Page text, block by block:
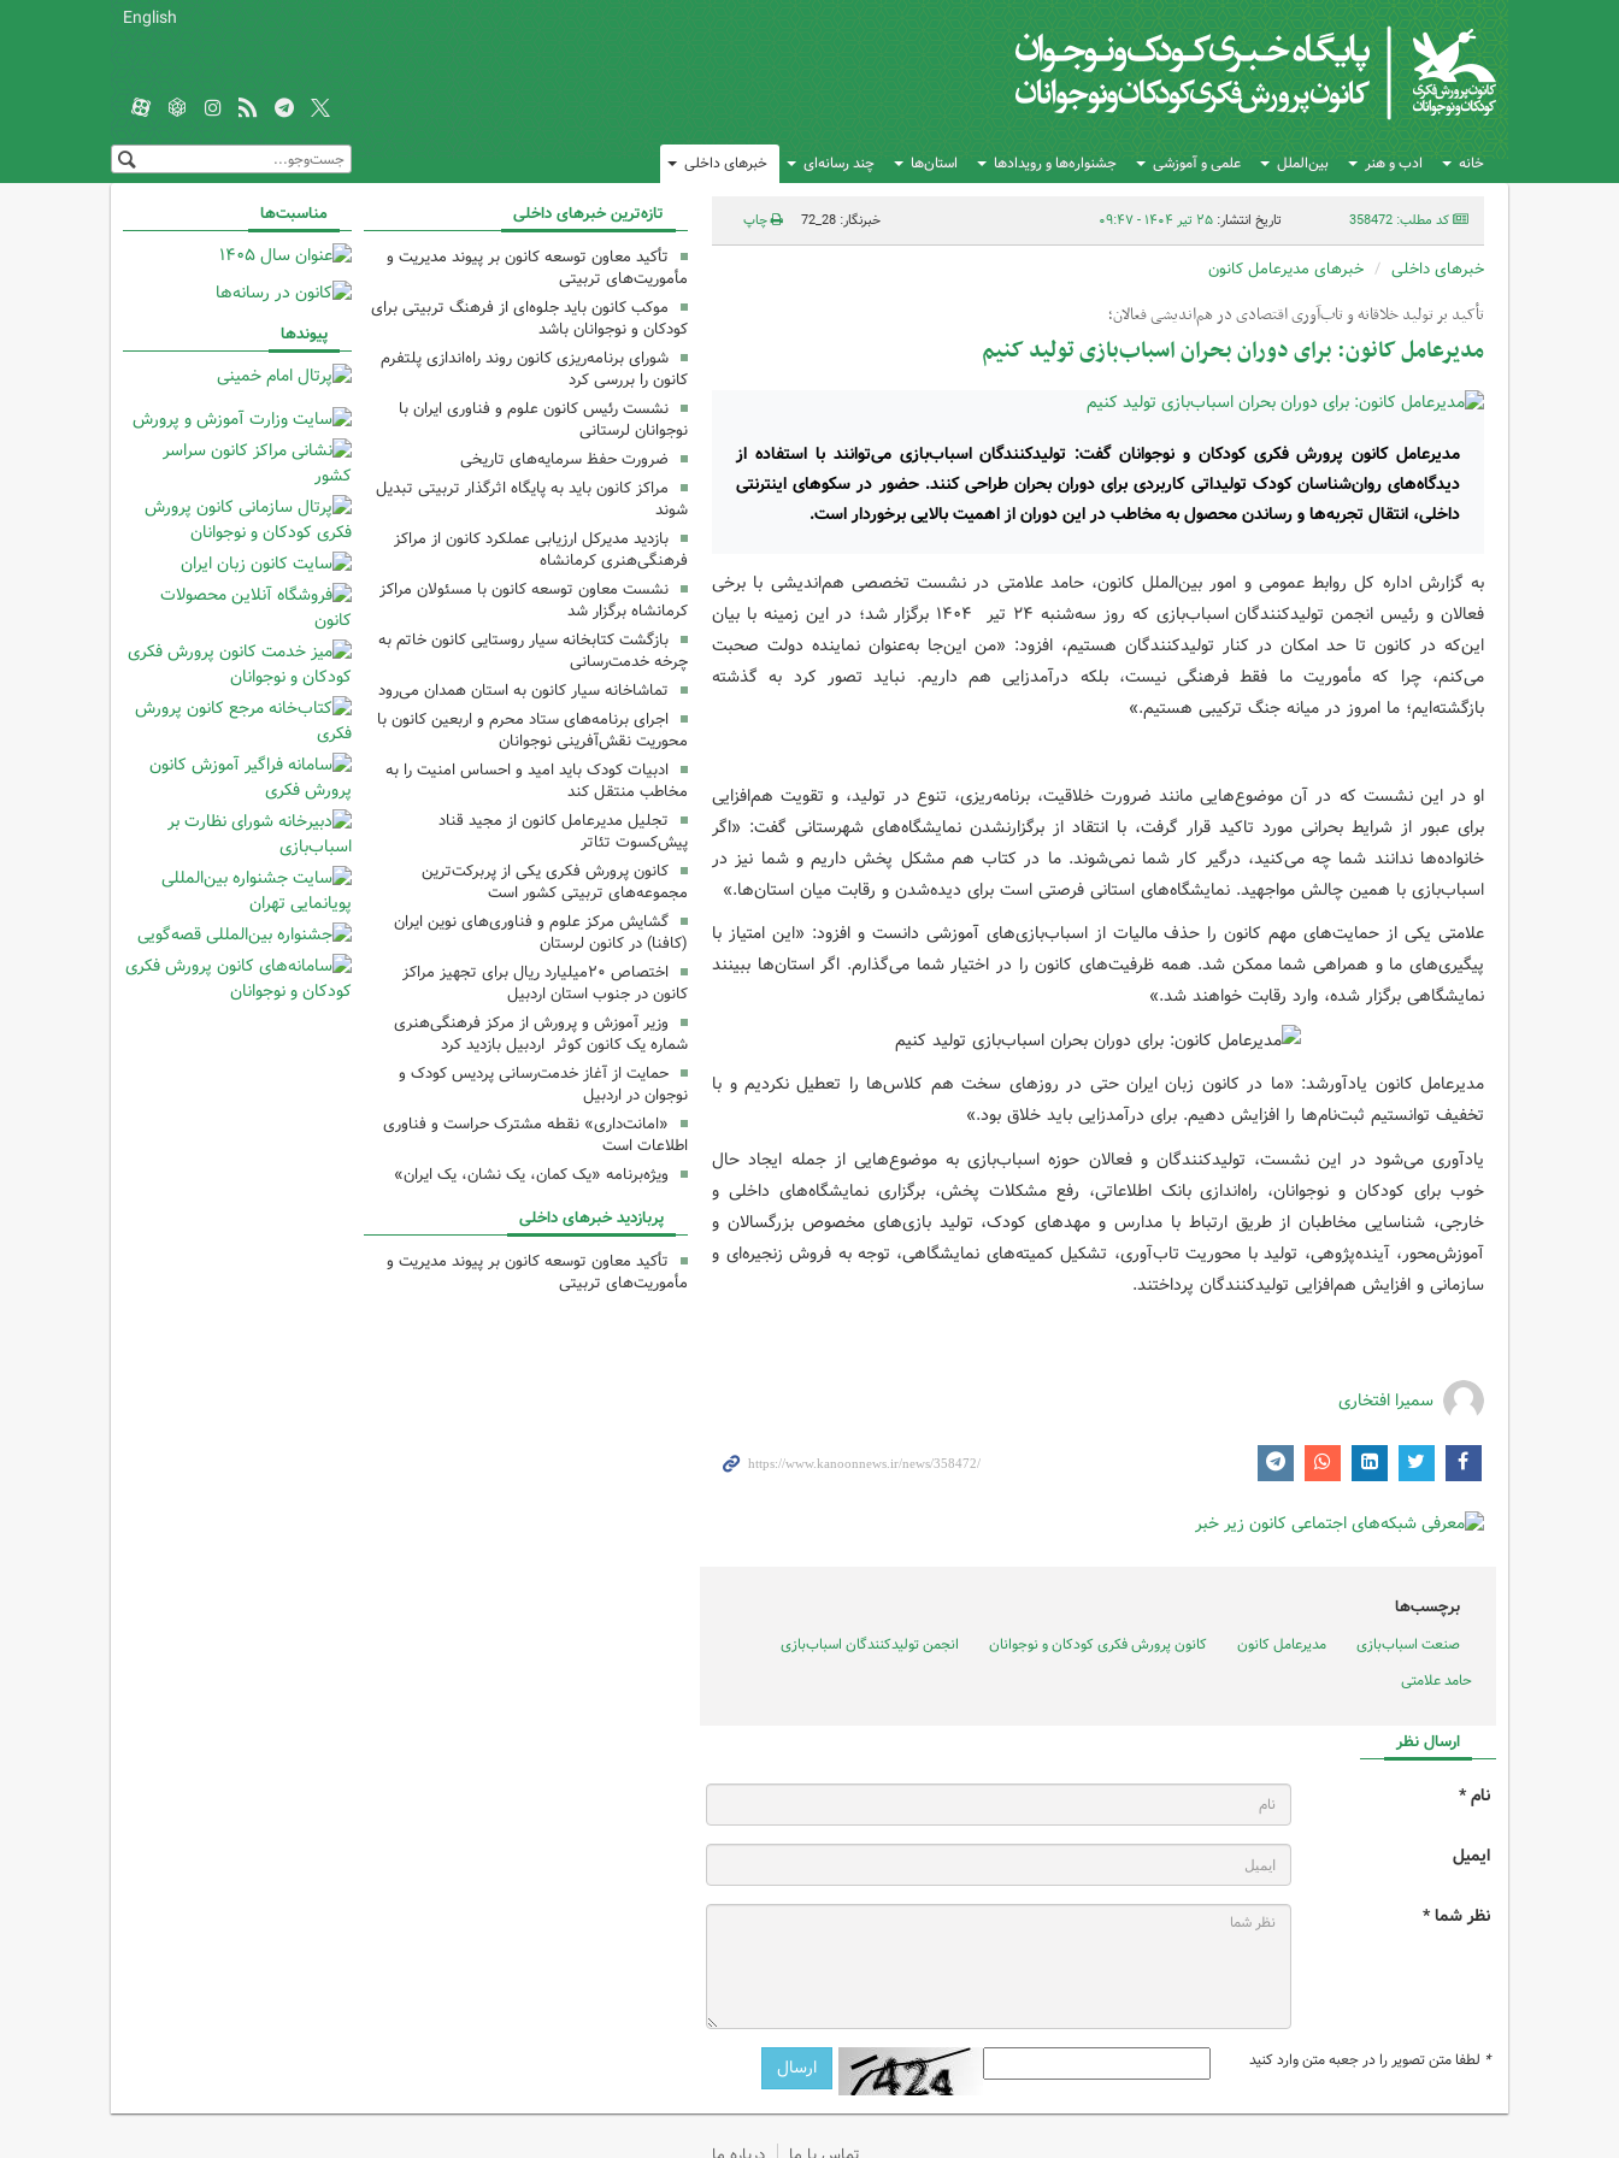
English
خانه ادب و هنر بین‌الملل علمی و آموزشی جشنواره‌ها و رویدادها استان‌ها چند رسانه‌ای خبرهای داخلی
کد مطلب: 358472 تاریخ انتشار:۲۵ تیر ۱۴۰۴ - ۰۹:۴۷ خبرنگار: 28_72 چاپ
خبرهای داخلی خبرهای مدیرعامل کانون
تأکید بر تولید خلاقانه و تاب‌آوری اقتصادی در هم‌اندیشی فعالان؛
مدیرعامل کانون: برای دوران بحران اسباب‌بازی تولید کنیم
مدیرعامل کانون پرورش فکری کودکان و نوجوانان گفت: تولیدکنندگان اسباب‌بازی می‌توانند با استفاده از
دیدگاه‌های روان‌شناسان کودک تولیداتی کاربردی برای دوران بحران طراحی کنند. حضور در سکوهای اینترنتی
داخلی، انتقال تجربه‌ها و رساندن محصول به مخاطب در این دوران از اهمیت بالایی برخوردار است.
به گزارش اداره کل روابط عمومی و امور بین‌الملل کانون، حامد علامتی در نشست تخصصی هم‌اندیشی با برخی
فعالان و رئیس انجمن تولیدکنندگان اسباب‌بازی که روز سه‌شنبه ۲۴ تیر ۱۴۰۴ برگزار شد؛ در این زمینه با بیان
این‌که در کانون تا حد امکان در کنار تولیدکنندگان هستیم، افزود: «من این‌جا به‌عنوان نماینده دولت صحبت
می‌کنم، چرا که مأموریت ما فقط فرهنگی نیست، بلکه درآمدزایی هم داریم. نباید تصور کرد به گذشته
بازگشته‌ایم؛ ما امروز در میانه جنگ ترکیبی هستیم.»
او در این نشست که در آن موضوع‌هایی مانند ضرورت خلاقیت، برنامه‌ریزی، تنوع در تولید، و تقویت هم‌افزایی
برای عبور از شرایط بحرانی مورد تاکید قرار گرفت، با انتقاد از برگزارنشدن نمایشگاه‌های شهرستانی گفت: «اگر
خانواده‌ها ندانند شما چه می‌کنید، درگیر کار شما نمی‌شوند. ما در کتاب هم مشکل پخش داریم و شما نیز در
اسباب‌بازی با همین چالش مواجهید. نمایشگاه‌های استانی فرصتی است برای دیده‌شدن و رقابت میان استان‌ها.»
علامتی یکی از حمایت‌های مهم کانون را حذف مالیات از اسباب‌بازی‌های آموزشی دانست و افزود: «این امتیاز با
پیگیری‌های ما و همراهی شما ممکن شد. همه ظرفیت‌های کانون را در اختیار شما می‌گذارم. اگر استان‌ها ببینند
نمایشگاهی برگزار شده، وارد رقابت خواهند شد.»
مدیرعامل کانون یادآورشد: «ما در کانون زبان ایران حتی در روزهای سخت هم کلاس‌ها را تعطیل نکردیم و با
تخفیف توانستیم ثبت‌نام‌ها را افزایش دهیم. برای درآمدزایی باید خلاق بود.»
یادآوری می‌شود در این نشست، تولیدکنندگان و فعالان حوزه اسباب‌بازی به موضوع‌هایی از جمله ایجاد حال
خوب برای کودکان و نوجوانان، راه‌اندازی بانک اطلاعاتی، رفع مشکلات پخش، برگزاری نمایشگاه‌های داخلی و
خارجی، شناسایی مخاطبان از طریق ارتباط با مدارس و مهدهای کودک، تولید بازی‌های مخصوص بزرگسالان و
آموزش‌محور، آینده‌پژوهی، تولید با محوریت تاب‌آوری، تشکیل کمیته‌های نمایشگاهی، توجه به فروش زنجیره‌ای و
سازمانی و افزایش هم‌افزایی تولیدکنندگان پرداختند.
سمیرا افتخاری
برچسب‌ها
صنعت اسباب‌بازی مدیرعامل کانون کانون پرورش فکری کودکان و نوجوانان
انجمن تولیدکنندگان اسباب‌بازی
حامد علامتی
ارسال نظر
نام *
ایمیل
نظر شما *
* لطفا متن تصویر را در جعبه متن وارد کنید
تازه‌ترین خبرهای داخلی
تأکید معاون توسعه کانون بر پیوند مدیریت و
مأموریت‌های تربیتی
موکب کانون باید جلوه‌ای از فرهنگ تربیتی برای
کودکان و نوجوانان باشد
شورای برنامه‌ریزی کانون روند راه‌اندازی پلتفرم
کانون را بررسی کرد
نشست رئیس کانون علوم و فناوری ایران با
نوجوانان لرستانی
ضرورت حفظ سرمایه‌های تاریخی
مراکز کانون باید به پایگاه اثرگذار تربیتی تبدیل
شوند
بازدید مدیرکل ارزیابی عملکرد کانون از مراکز
فرهنگی‌هنری کرمانشاه
نشست معاون توسعه کانون با مسئولان مراکز
کرمانشاه برگزار شد
بازگشت کتابخانه سیار روستایی کانون خاتم به
چرخه خدمت‌رسانی
تماشاخانه سیار کانون به استان همدان می‌رود
اجرای برنامه‌های ستاد محرم و اربعین کانون با
محوریت نقش‌آفرینی نوجوانان
ادبیات کودک باید امید و احساس امنیت را به
مخاطب منتقل کند
تجلیل مدیرعامل کانون از مجید قناد
پیش‌کسوت تئاتر
کانون پرورش فکری یکی از پربرکت‌ترین
مجموعه‌های تربیتی کشور است
گشایش مرکز علوم و فناوری‌های نوین ایران
(کافنا) در کانون لرستان
اختصاص ۲۰میلیارد ریال برای تجهیز مراکز
کانون در جنوب استان اردبیل
وزیر آموزش و پرورش از مرکز فرهنگی‌هنری
شماره یک کانون کوثر اردبیل بازدید کرد
حمایت از آغاز خدمت‌رسانی پردیس کودک و
نوجوان در اردبیل
«امانت‌داری» نقطه مشترک حراست و فناوری
اطلاعات است
ویژه‌برنامه «یک کمان، یک نشان، یک ایران»
پربازدید خبرهای داخلی
تأکید معاون توسعه کانون بر پیوند مدیریت و
مأموریت‌های تربیتی
مناسبت‌ها
پیوندها